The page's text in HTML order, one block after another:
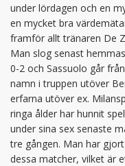
under lördagen och en
en mycket bra
framför allt tränaren De
Man slog senast
0-2 och Sassuolo går
namn i truppen utöver
erfarna utöver ex.
ringa ålder har hunnit
under sina sex senaste
tre gången. Man har
dessa matcher, vilket är